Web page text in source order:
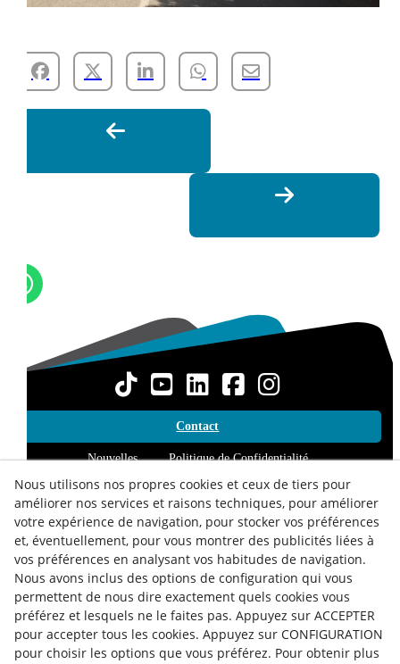
Contact
Nouvelles Politique de Confidentialité
Politique des Cookies Conseils Juridiques
Termes et Conditions Whistleblowing Channel
Política de seguridad - ENS
État du Service
Lundi au Vendredi :
de8h00à15h00
Nous utilisons nos propres cookies et ceux de tiers pour
améliorer nos services et raisons techniques, pour améliorer
votre expérience de navigation, pour stocker vos préférences
et, éventuellement, pour vous montrer des publicités liées à
vos préférences en analysant vos habitudes de navigation.
Nous avons inclus des options de configuration qui vous
permettent de nous dire exactement quels cookies vous
préférez et lesquels ne le faites pas. Appuyez sur ACCEPTER
pour accepter tous les cookies. Appuyez sur CONFIGURATION
pour choisir les options que vous préférez. Pour obtenir plus